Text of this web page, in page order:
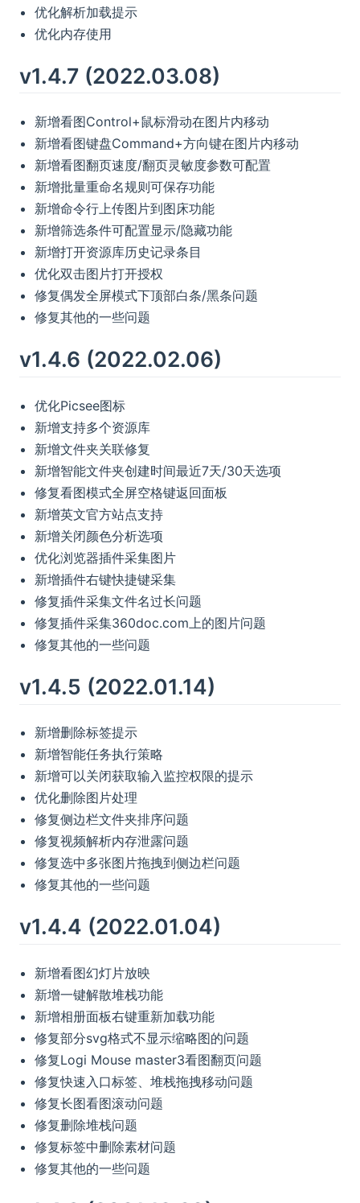
优化解析加载提示
优化内存使用
v1.4.7 (2022.03.08)
新增看图Control+鼠标滑动在图片内移动
新增看图键盘Command+方向键在图片内移动
新增看图翻页速度/翻页灵敏度参数可配置
新增批量重命名规则可保存功能
新增命令行上传图片到图床功能
新增筛选条件可配置显示/隐藏功能
新增打开资源库历史记录条目
优化双击图片打开授权
修复偶发全屏模式下顶部白条/黑条问题
修复其他的一些问题
v1.4.6 (2022.02.06)
优化Picsee图标
新增支持多个资源库
新增文件夹关联修复
新增智能文件夹创建时间最近7天/30天选项
修复看图模式全屏空格键返回面板
新增英文官方站点支持
新增关闭颜色分析选项
优化浏览器插件采集图片
新增插件右键快捷键采集
修复插件采集文件名过长问题
修复插件采集360doc.com上的图片问题
修复其他的一些问题
v1.4.5 (2022.01.14)
新增删除标签提示
新增智能任务执行策略
新增可以关闭获取输入监控权限的提示
优化删除图片处理
修复侧边栏文件夹排序问题
修复视频解析内存泄露问题
修复选中多张图片拖拽到侧边栏问题
修复其他的一些问题
v1.4.4 (2022.01.04)
新增看图幻灯片放映
新增一键解散堆栈功能
新增相册面板右键重新加载功能
修复部分svg格式不显示缩略图的问题
修复Logi Mouse master3看图翻页问题
修复快速入口标签、堆栈拖拽移动问题
修复长图看图滚动问题
修复删除堆栈问题
修复标签中删除素材问题
修复其他的一些问题